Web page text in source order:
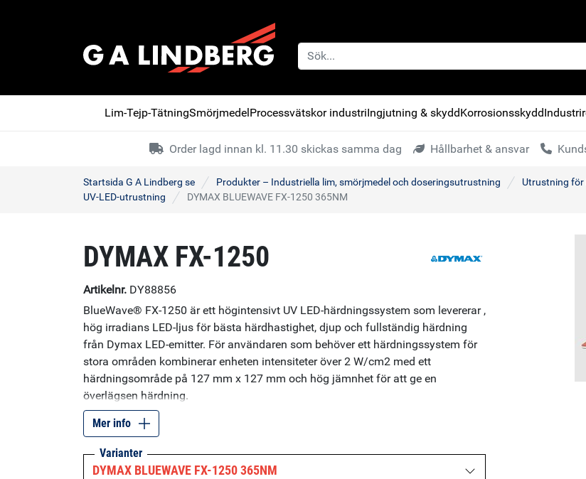
Lim-Tejp-TätningSmörjmedelProcessvätskor industriIngjutning & skyddKorrosionsskydd
Order lagd innan kl. 11.30 skickas samma dag Hållbarhet & ansvar
Startsida G A Lindberg se Produkter – Industriella lim, smörjmedel och doseringsutrustning Utrustning för
UV-LED-utrustning
DYMAX BLUEWAVE FX-1250 365NM
DYMAX FX-1250
Artikelnr. DY88856
BlueWave® FX-1250 är ett högintensivt UV LED-härdningssystem som levererar ,
hög irradians LED-ljus för bästa härdhastighet, djup och fullständig härdning
från Dymax LED-emitter. För användaren som behöver ett härdningssystem för
stora områden kombinerar enheten intensiteter över 2 W/cm2 med ett
härdningsområde på 127 mm x 127 mm och hög jämnhet för att ge en
överlägsen härdning.
Mer info
Varianter
DYMAX BLUEWAVE FX-1250 365NM